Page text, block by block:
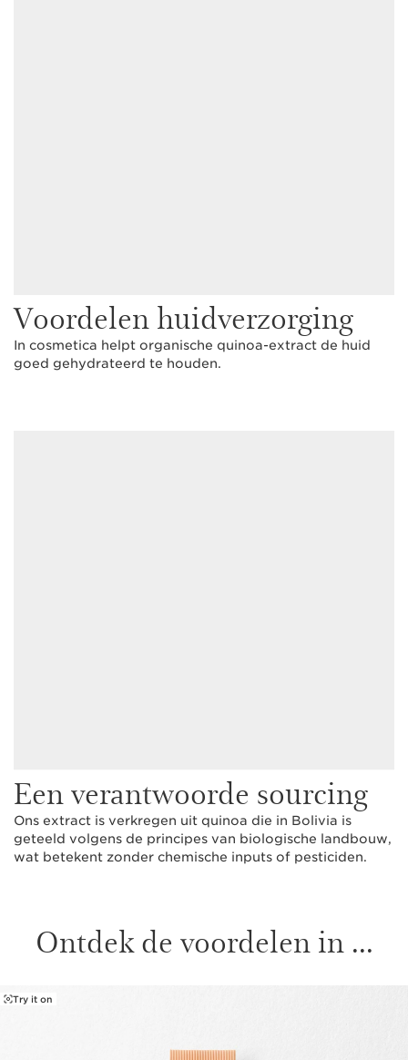
Voordelen huidverzorging
In cosmetica helpt organische quinoa-extract de huid
goed gehydrateerd te houden.
Een verantwoorde sourcing
Ons extract is verkregen uit quinoa die in Bolivia is
geteeld volgens de principes van biologische landbouw,
wat betekent zonder chemische inputs of pesticiden.
Ontdek de voordelen in ...
Try it on